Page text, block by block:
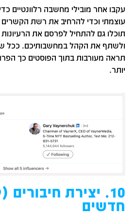
עקבו אחר מובילי מחשבה רלוונטיים
עוצמתי וכדי להרחיב את רשת
תוכלו גם להתחיל לפרסם את הרעיונות
ולשתף את הקהל במחשבותיכם. ככל
תראה מעורבות בתוך הפוסטים כך
יותר.
10. יצירת
חדשים